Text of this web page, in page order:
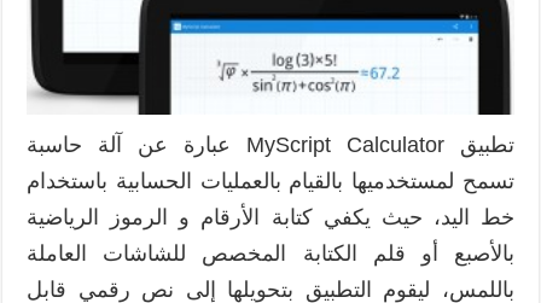
تطبيق MyScript Calculator عبارة عن آلة حاسبة
تسمح لمستخدميها بالقيام بالعمليات الحسابية باستخدام
خط اليد، حيث يكفي كتابة الأرقام و الرموز الرياضية
بالأصبع أو قلم الكتابة المخصص للشاشات العاملة
باللمس، ليقوم التطبيق بتحويلها إلى نص رقمي قابل